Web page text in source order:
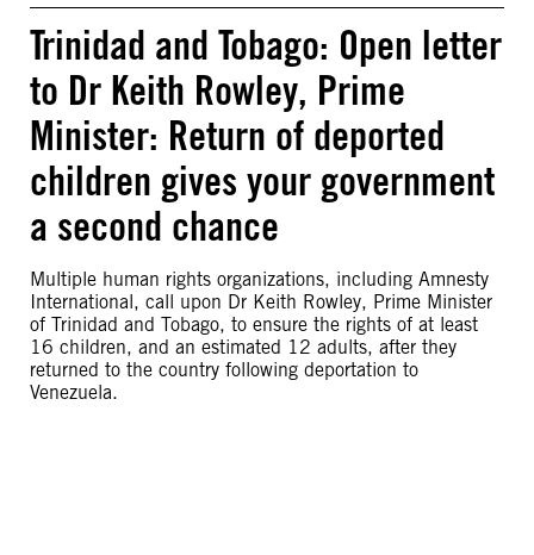
Trinidad and Tobago: Open letter
to Dr Keith Rowley, Prime
Minister: Return of deported
children gives your government
a second chance
Multiple human rights organizations, including Amnesty
International, call upon Dr Keith Rowley, Prime Minister
of Trinidad and Tobago, to ensure the rights of at least
16 children, and an estimated 12 adults, after they
returned to the country following deportation to
Venezuela.